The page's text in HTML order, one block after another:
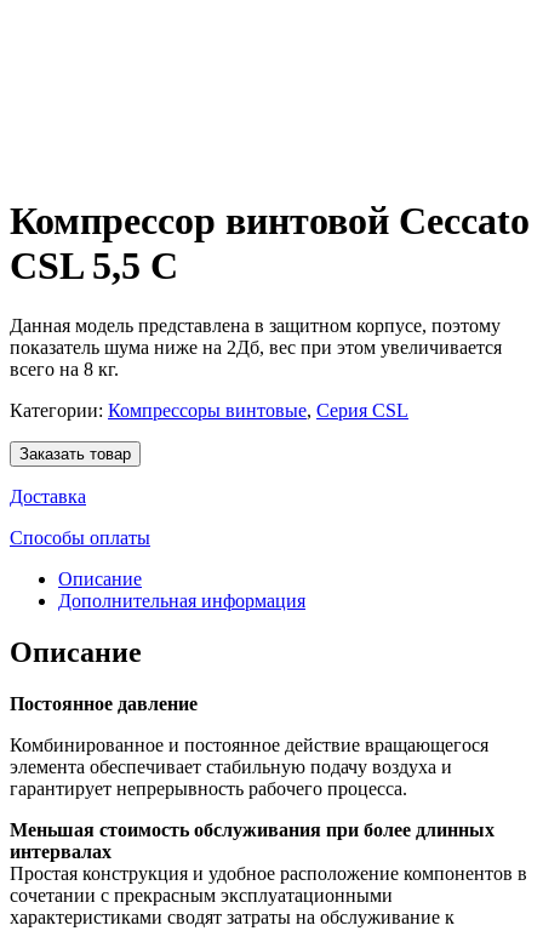
Компрессор винтовой Ceccato
CSL 5,5 C
Данная модель представлена в защитном корпусе, поэтому
показатель шума ниже на 2Дб, вес при этом увеличивается
всего на 8 кг.
Категории: Компрессоры винтовые, Серия CSL
Заказать товар
Доставка
Способы оплаты
Описание
Дополнительная информация
Описание
Постоянное давление
Комбинированное и постоянное действие вращающегося
элемента обеспечивает стабильную подачу воздуха и
гарантирует непрерывность рабочего процесса.
Меньшая стоимость обслуживания при более длинных
интервалах
Простая конструкция и удобное расположение компонентов в
сочетании с прекрасным эксплуатационными
характеристиками сводят затраты на обслуживание к